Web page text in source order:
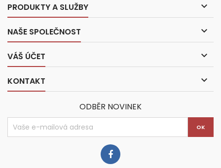
PRODUKTY A SLUŽBY 
NAŠE SPOLEČNOST 
VÁŠ ÚČET 
KONTAKT 
ODBĚR NOVINEK